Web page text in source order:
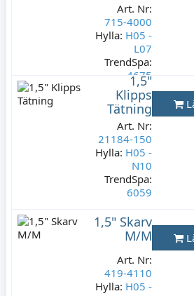
Art. Nr:
715-4000
Hylla: H05 -
L07
TrendSpa:
4675
Lagerstatus:
3 st
99 kr
Varav moms:
19,80 kr
1,5"
Klipps
Tätning
Art. Nr:
21184-150
Hylla: H05 -
N10
TrendSpa:
6059
Lagerstatus:
5 st
195 kr
Varav moms:
39 kr
1,5" Skarv
M/M
Art. Nr:
419-4110
Hylla: H05 -